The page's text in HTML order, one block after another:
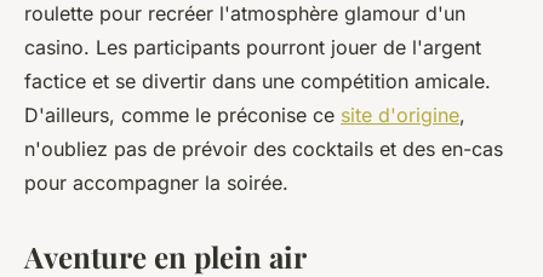
roulette pour recréer l'atmosphère glamour d'un
casino. Les participants pourront jouer de l'argent
factice et se divertir dans une compétition amicale.
D'ailleurs, comme le préconise ce site d'origine,
n'oubliez pas de prévoir des cocktails et des en-cas
pour accompagner la soirée.
Aventure en plein air